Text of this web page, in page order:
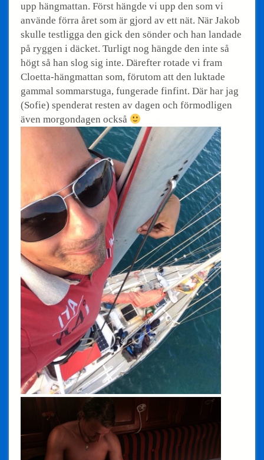
upp hängmattan. Först hängde vi upp den som vi
använde förra året som är gjord av ett nät. När Jakob
skulle testligga den gick den sönder och han landade
på ryggen i däcket. Turligt nog hängde den inte så
högt så han slog sig inte. Därefter rotade vi fram
Cloetta-hängmattan som, förutom att den luktade
gammal sommarstuga, fungerade finfint. Där har jag
(Sofie) spenderat resten av dagen och förmodligen
även morgondagen också